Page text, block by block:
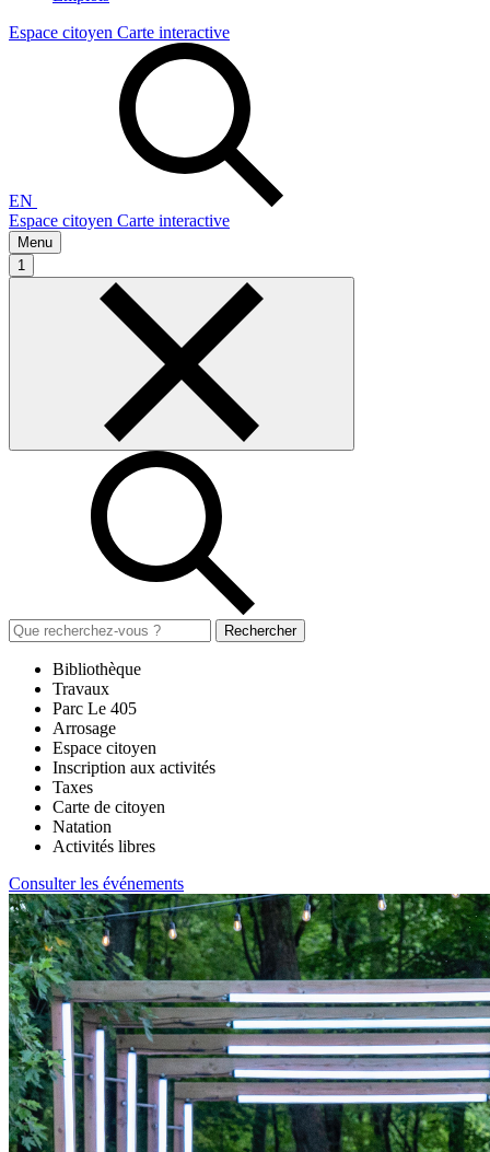
Espace citoyen Carte interactive
EN
Espace citoyen Carte interactive
Menu
1
Rechercher
Bibliothèque
Travaux
Parc Le 405
Arrosage
Espace citoyen
Inscription aux activités
Taxes
Carte de citoyen
Natation
Activités libres
Consulter les événements